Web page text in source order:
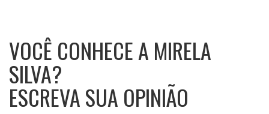
VOCÊ CONHECE A MIRELA
SILVA?
ESCREVA SUA OPINIÃO